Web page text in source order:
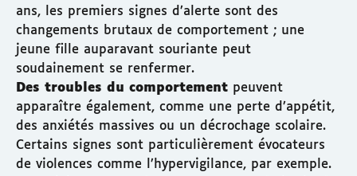
ans, les premiers signes d’alerte sont des
changements brutaux de comportement ; une
jeune fille auparavant souriante peut
soudainement se renfermer.
Des troubles du comportement peuvent
apparaître également, comme une perte d’appétit,
des anxiétés massives ou un décrochage scolaire.
Certains signes sont particulièrement évocateurs
de violences comme l’hypervigilance, par exemple.